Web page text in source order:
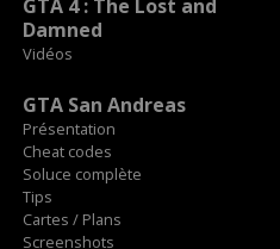
GTA 4 : The Lost and
Damned
Vidéos
GTA San Andreas
Présentation
Cheat codes
Soluce complète
Tips
Cartes / Plans
Screenshots